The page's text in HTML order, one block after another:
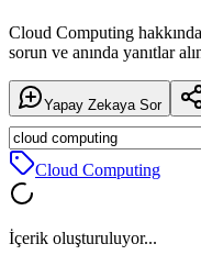
Cloud Computing
sorun ve anında yanıtlar
Yapay Zekaya Sor
Cloud Computing
İçerik oluşturuluyor...